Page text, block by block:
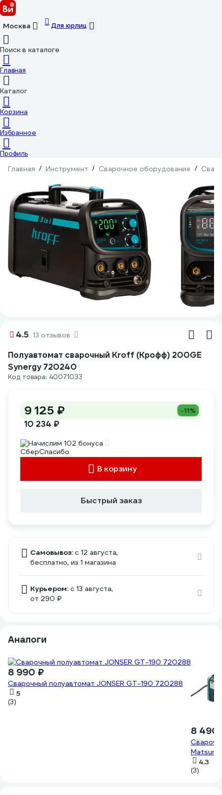
Москва Для юрлиц
Поиск в каталоге
Главная
Каталог
Корзина
Избранное
Профиль
Главная / Инструмент / Сварочное оборудование /
4.5 13 отзывов
Полуавтомат сварочный Kroff (Крофф) 200GE
Synergy 720240
Код товара: 40071033
9 125 ₽ -11%
10 234 ₽
Начислим 102 бонуса
В корзину
Быстрый заказ
Самовывоз: c 12 августа,
бесплатно, из 1 магазина
Курьером: c 13 августа,
от 290 ₽
Аналоги
8 990 ₽
Сварочный полуавтомат JONSER GT-190 720288
5
(3)
8 490
4.3
(3)